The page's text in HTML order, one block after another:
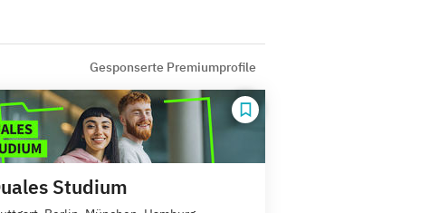
Gesponserte Premiumprofile
Studium